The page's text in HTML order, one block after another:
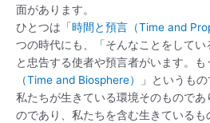
面があります。
ひとつは「 時間と預言（Time and
つの時代にも、「そんなことをしてい
と忠告する使者や預言者がいます。も
（Time and Biosphere）
」というも
私たちが生きている環境そのもので
のであり、私たちを含む生きているも